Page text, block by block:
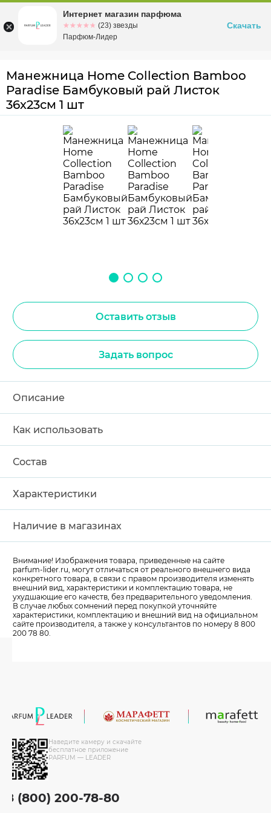
Омскул. Заозерная, 11, к. 1
Манежница Home Collection Bamboo
Paradise Бамбуковый рай Листок
36х23см 1 шт
Оставить отзыв
Задать вопрос
Описание
Как использовать
Состав
Характеристики
Наличие в магазинах
Внимание! Изображения товара, приведенные на сайте
parfum-lider.ru, могут отличаться от реального внешнего вида
конкретного товара, в связи с правом производителя изменять
внешний вид, характеристики и комплектацию товара, не
ухудшающие его качеств, без предварительного уведомления.
В случае любых сомнений перед покупкой уточняйте
характеристики, комплектацию и внешний вид на официальном
сайте производителя, а также у консультантов по номеру 8 800
200 78 80.
Наведите камеру и скачайте
бесплатное приложение
PARFUM — LEADER
8 (800) 200-78-80
Интернет магазин парфюма
☆☆☆☆☆
★★★★★ (23) звезды
Парфюм-Лидер
Скачать